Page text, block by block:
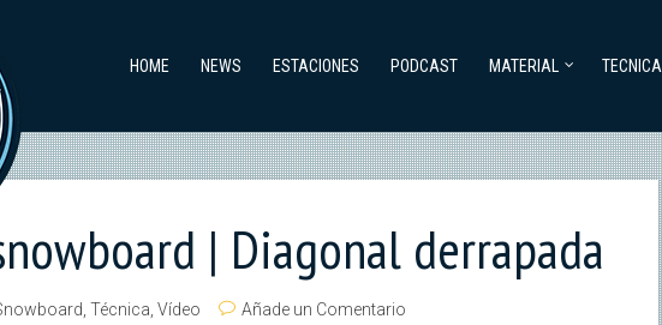
HOME NEWS ESTACIONES PODCAST MATERIAL TECNICA
| Diagonal derrapada
Técnica Vídeo Añade un Comentario